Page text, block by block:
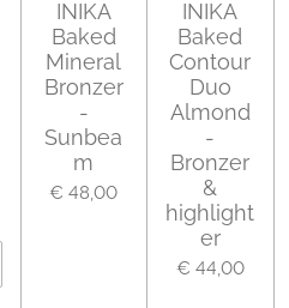
INIKA
Baked
Mineral
Bronzer
-
Sunbea
m
€ 48,00
INIKA
Baked
Contour
Duo
Almond
-
Bronzer
&
highlight
er
€ 44,00